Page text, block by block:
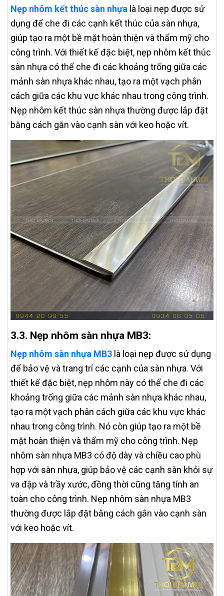
Nẹp nhôm kết thúc sàn nhựa là loại nẹp được sử
dụng để che đi các cạnh kết thúc của sàn nhựa,
giúp tạo ra một bề mặt hoàn thiện và thẩm mỹ cho
công trình. Với thiết kế đặc biệt, nẹp nhôm kết thúc
sàn nhựa có thể che đi các khoảng trống giữa các
mảnh sàn nhựa khác nhau, tạo ra một vạch phân
cách giữa các khu vực khác nhau trong công trình.
Nẹp nhôm kết thúc sàn nhựa thường được lắp đặt
bằng cách gắn vào cạnh sàn với keo hoặc vít.
3.3. Nẹp nhôm sàn nhựa MB3:
Nẹp nhôm sàn nhựa MB3 là loại nẹp được sử dụng
để bảo vệ và trang trí các cạnh của sàn nhựa. Với
thiết kế đặc biệt, nẹp nhôm này có thể che đi các
khoảng trống giữa các mảnh sàn nhựa khác nhau,
tạo ra một vạch phân cách giữa các khu vực khác
nhau trong công trình. Nó còn giúp tạo ra một bề
mặt hoàn thiện và thẩm mỹ cho công trình. Nẹp
nhôm sàn nhựa MB3 có độ dày và chiều cao phù
hợp với sàn nhựa, giúp bảo vệ các cạnh sàn khỏi sự
va đập và trầy xước, đồng thời cũng tăng tính an
toàn cho công trình. Nẹp nhôm sàn nhựa MB3
thường được lắp đặt bằng cách gắn vào cạnh sàn
với keo hoặc vít.